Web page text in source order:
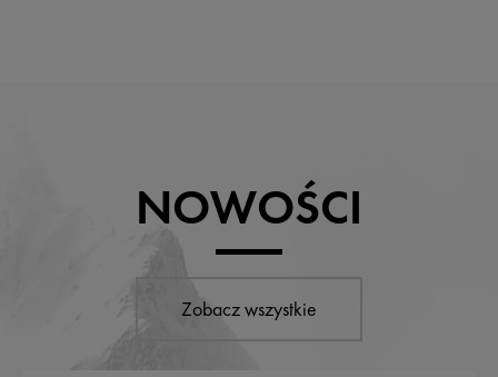
NOWOŚCI
Zobacz wszystkie